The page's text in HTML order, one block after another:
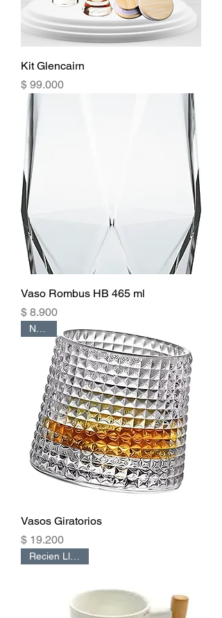
Kit Glencairn
Precio
$ 99.000
Vaso Rombus HB 465 ml
Precio
$ 8.900
Nuevo
Vasos Giratorios
Precio
$ 19.200
Recien Llegado